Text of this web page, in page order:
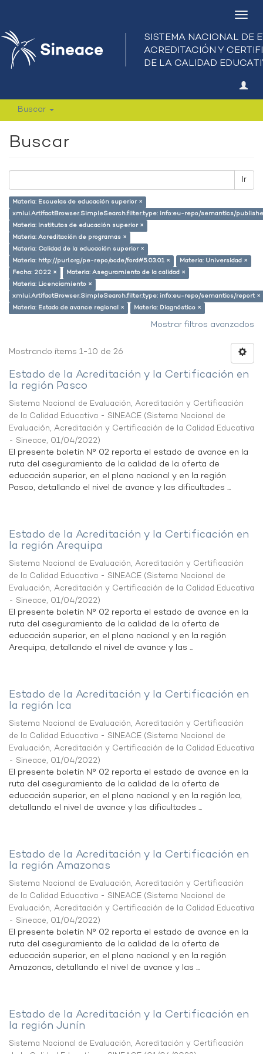
Buscar
Buscar
Ir
Materia: Escuelas de educación superior ×
xmlui.ArtifactBrowser.SimpleSearch.filter.type: info:eu-repo/semantics/
Materia: Institutos de educación superior ×
Materia: Acreditación de programas ×
Materia: Calidad de la educación superior ×
Materia: http://purl.org/pe-repo/ocde/ford#5.03.01 ×
Materia: Universidad ×
Fecha: 2022 ×
Materia: Aseguramiento de la calidad ×
Materia: Licenciamiento ×
xmlui.ArtifactBrowser.SimpleSearch.filter.type: info:eu-repo/semantics/report ×
Materia: Estado de avance regional ×
Materia: Diagnóstico ×
Mostrar filtros avanzados
Mostrando ítems 1-10 de 26
Estado de la Acreditación y la Certificación en
la región Pasco
Sistema Nacional de Evaluación, Acreditación y Certificación
de la Calidad Educativa - SINEACE (Sistema Nacional de
Evaluación, Acreditación y Certificación de la Calidad Educativa
- Sineace, 01/04/2022)
El presente boletín N° 02 reporta el estado de avance en la
ruta del aseguramiento de la calidad de la oferta de
educación superior, en el plano nacional y en la región
Pasco, detallando el nivel de avance y las dificultades ...
Estado de la Acreditación y la Certificación en
la región Arequipa
Sistema Nacional de Evaluación, Acreditación y Certificación
de la Calidad Educativa - SINEACE (Sistema Nacional de
Evaluación, Acreditación y Certificación de la Calidad Educativa
- Sineace, 01/04/2022)
El presente boletín N° 02 reporta el estado de avance en la
ruta del aseguramiento de la calidad de la oferta de
educación superior, en el plano nacional y en la región
Arequipa, detallando el nivel de avance y las ...
Estado de la Acreditación y la Certificación en
la región Ica
Sistema Nacional de Evaluación, Acreditación y Certificación
de la Calidad Educativa - SINEACE (Sistema Nacional de
Evaluación, Acreditación y Certificación de la Calidad Educativa
- Sineace, 01/04/2022)
El presente boletín N° 02 reporta el estado de avance en la
ruta del aseguramiento de la calidad de la oferta de
educación superior, en el plano nacional y en la región Ica,
detallando el nivel de avance y las dificultades ...
Estado de la Acreditación y la Certificación en
la región Amazonas
Sistema Nacional de Evaluación, Acreditación y Certificación
de la Calidad Educativa - SINEACE (Sistema Nacional de
Evaluación, Acreditación y Certificación de la Calidad Educativa
- Sineace, 01/04/2022)
El presente boletín N° 02 reporta el estado de avance en la
ruta del aseguramiento de la calidad de la oferta de
educación superior, en el plano nacional y en la región
Amazonas, detallando el nivel de avance y las ...
Estado de la Acreditación y la Certificación en
la región Junín
Sistema Nacional de Evaluación, Acreditación y Certificación